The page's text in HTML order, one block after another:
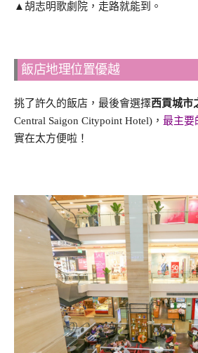
▲胡志明歌劇院，走路就能到。
飯店地理位置優越
挑了許久的飯店，最後會選擇西貢城市
Central Saigon Citypoint Hotel)， 最主要
實在太方便啦！